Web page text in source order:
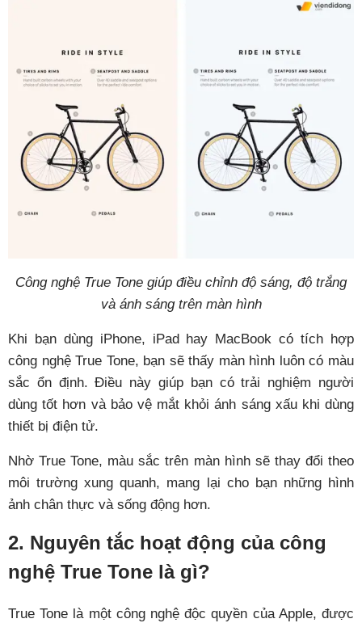
Công nghệ True Tone giúp điều chỉnh độ sáng, độ trắng
và ánh sáng trên màn hình
Khi bạn dùng iPhone, iPad hay MacBook có tích hợp
công nghệ True Tone, bạn sẽ thấy màn hình luôn có màu
sắc ổn định. Điều này giúp bạn có trải nghiệm người
dùng tốt hơn và bảo vệ mắt khỏi ánh sáng xấu khi dùng
thiết bị điện tử.
Nhờ True Tone, màu sắc trên màn hình sẽ thay đổi theo
môi trường xung quanh, mang lại cho bạn những hình
ảnh chân thực và sống động hơn.
2. Nguyên tắc hoạt động của công
nghệ True Tone là gì?
True Tone là một công nghệ độc quyền của Apple, được